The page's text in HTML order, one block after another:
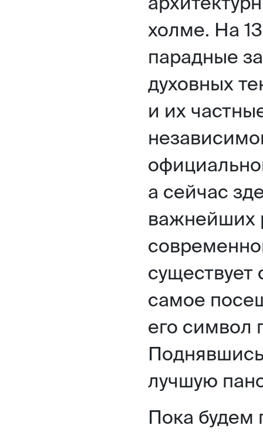
холме. На
парадные
духовных
и их
а сейчас
важнейших
существует
самое
его
лучшую
Пока будем